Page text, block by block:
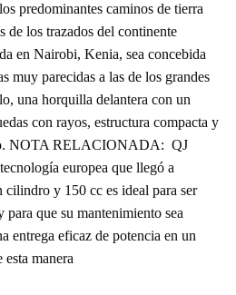
predominantes caminos de tierra
de los trazados del continente
en Nairobi, Kenia, sea concebida
muy parecidas a las de los grandes
una horquilla delantera con un
con rayos, estructura compacta y
NOTA RELACIONADA: QJ
europea que llegó a
y 150 cc es ideal para ser
que su mantenimiento sea
entrega eficaz de potencia en un
manera